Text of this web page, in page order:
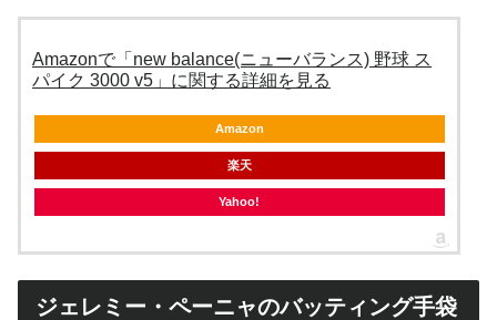
Amazonで「new balance(ニューバランス) 野球 ス
パイク 3000 v5」に関する詳細を見る
Amazon
楽天
Yahoo!
ジェレミー・ペーニャのバッティング手袋